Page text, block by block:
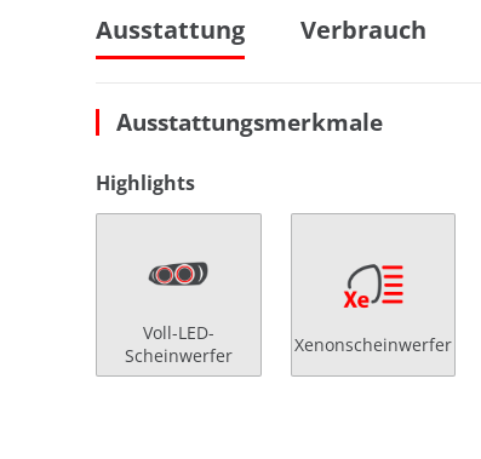
Ausstattung Verbrauch
Ausstattungsmerkmale
Highlights
Voll-LED-
Scheinwerfer
Xenonscheinwerfer